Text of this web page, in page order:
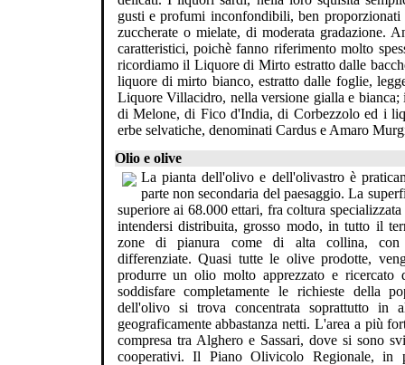
gusti e profumi inconfondibili, ben
zuccherate o mielate, di moderata gradazione.
caratteristici, poichè fanno riferimento molto
ricordiamo il Liquore di Mirto estratto dalle
liquore di mirto bianco, estratto dalle foglie,
Liquore Villacidro, nella versione gialla e
di Melone, di Fico d'India, di Corbezzolo ed i
erbe selvatiche, denominati Cardus e Amaro
Olio e olive
La pianta dell'olivo e dell'olivastro è
parte non secondaria del paesaggio. La
superiore ai 68.000 ettari, fra coltura
intendersi distribuita, grosso modo, in tutto il
zone di pianura come di alta collina, con
differenziate. Quasi tutte le olive prodotte,
produrre un olio molto apprezzato e ricercato
soddisfare completamente le richieste della
dell'olivo si trova concentrata soprattutto in
geograficamente abbastanza netti. L'area a più
compresa tra Alghero e Sassari, dove si sono
cooperativi. Il Piano Olivicolo Regionale, in